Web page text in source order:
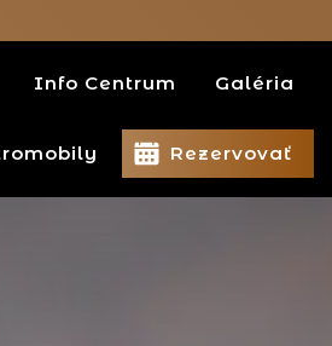
Info Centrum Galéria
Rezervovať